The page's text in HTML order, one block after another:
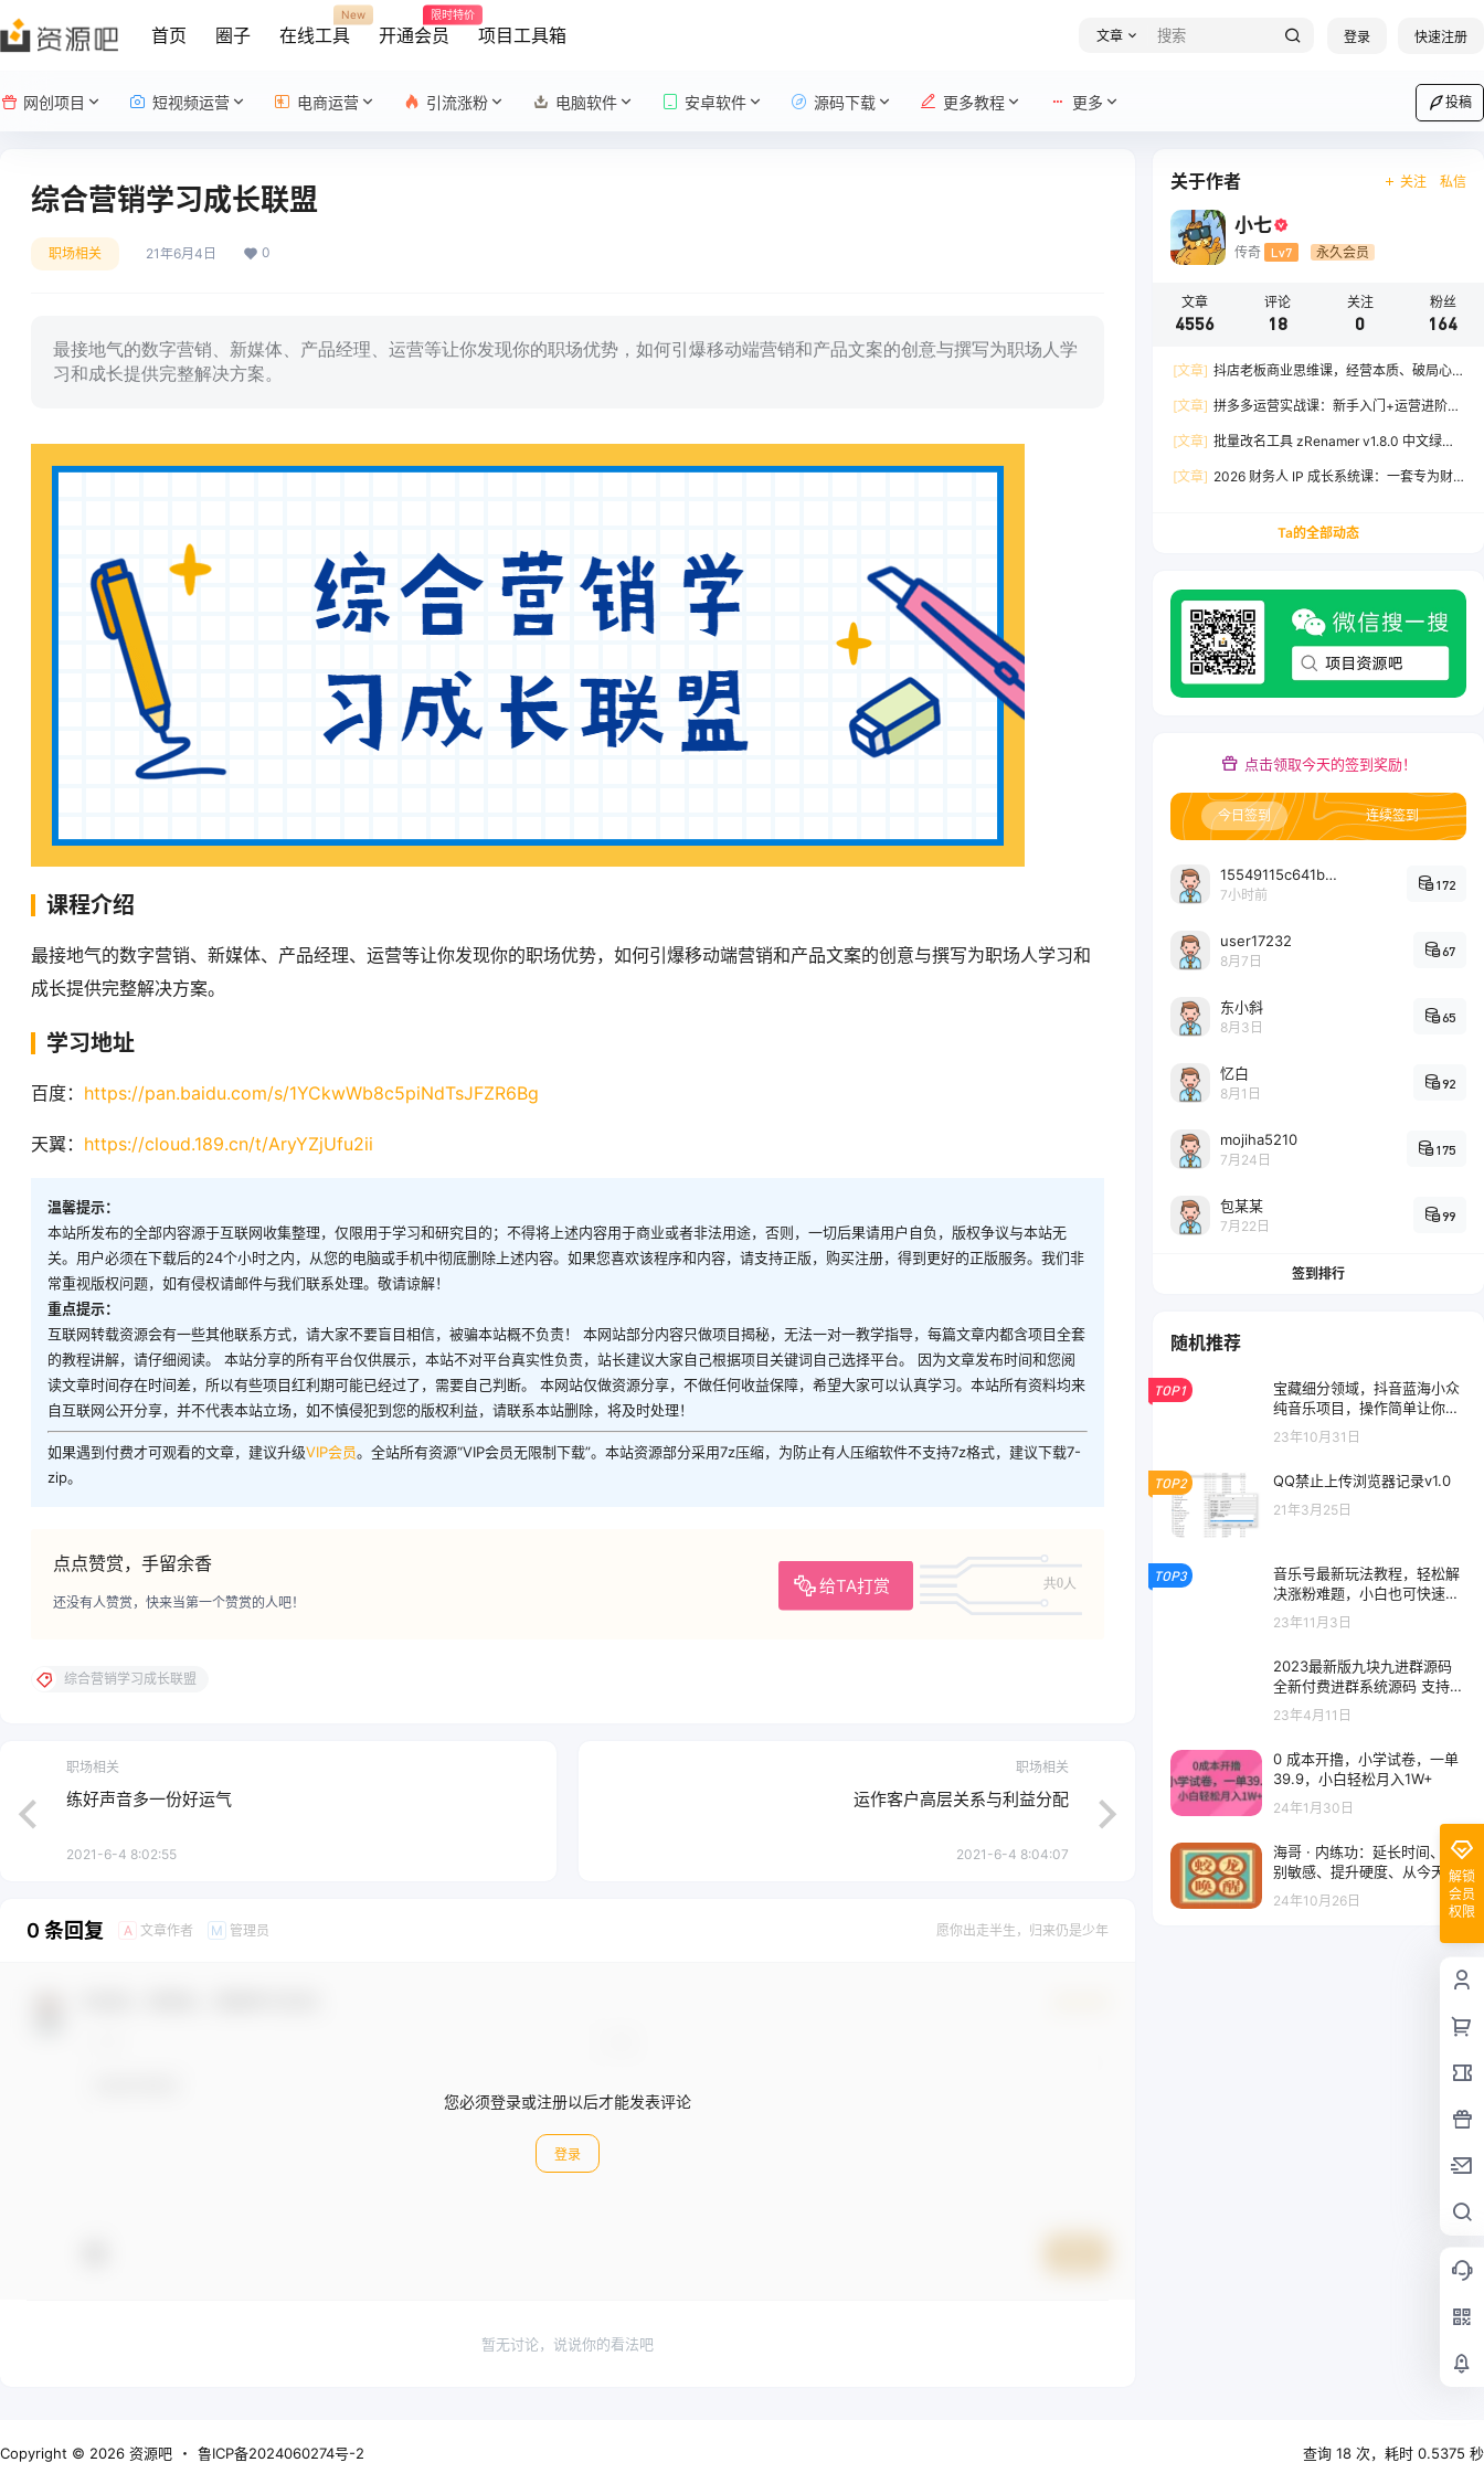
首页 圈子 在线工具
New
开通会员
限时特价
项目工具箱 文章 登录 快速注册
网创项目 短视频运营 电商运营 引流涨粉 电脑软件 安卓软件 源码下载 更多教程 更多 投稿
综合营销学习成长联盟
职场相关 21年6月4日 0
最接地气的数字营销、新媒体、产品经理、运营等让你发现你的职场优势，如何引爆移动端营销和产品文案的创意与撰写为职场人学
习和成长提供完整解决方案。
课程介绍
最接地气的数字营销、新媒体、产品经理、运营等让你发现你的职场优势，如何引爆移动端营销和产品文案的创意与撰写为职场人学习和
成长提供完整解决方案。
学习地址
百度： https://pan.baidu.com/s/1YCkwWb8c5piNdTsJFZR6Bg
天翼： https://cloud.189.cn/t/AryYZjUfu2ii
温馨提示：
本站所发布的全部内容源于互联网收集整理，仅限用于学习和研究目的；不得将上述内容用于商业或者非法用途，否则，一切后果请用户自负，版权争议与本站无
关。用户必须在下载后的24个小时之内，从您的电脑或手机中彻底删除上述内容。如果您喜欢该程序和内容，请支持正版，购买注册，得到更好的正版服务。我们非
常重视版权问题，如有侵权请邮件与我们联系处理。敬请谅解！
重点提示：
互联网转载资源会有一些其他联系方式，请大家不要盲目相信，被骗本站概不负责！ 本网站部分内容只做项目揭秘，无法一对一教学指导，每篇文章内都含项目全套
的教程讲解，请仔细阅读。 本站分享的所有平台仅供展示，本站不对平台真实性负责，站长建议大家自己根据项目关键词自己选择平台。 因为文章发布时间和您阅
读文章时间存在时间差，所以有些项目红利期可能已经过了，需要自己判断。 本网站仅做资源分享，不做任何收益保障，希望大家可以认真学习。本站所有资料均来
自互联网公开分享，并不代表本站立场，如不慎侵犯到您的版权利益，请联系本站删除，将及时处理！
如果遇到付费才可观看的文章，建议升级VIP会员。全站所有资源“VIP会员无限制下载”。本站资源部分采用7z压缩，为防止有人压缩软件不支持7z格式，建议下载7-
zip。
点点赞赏，手留余香
给TA打赏 共0人
还没有人赞赏，快来当第一个赞赏的人吧！
综合营销学习成长联盟
职场相关
练好声音多一份好运气
2021-6-4 8:02:55
职场相关
运作客户高层关系与利益分配
2021-6-4 8:04:07
0 条回复 A 文章作者 M 管理员 愿你出走半生，归来仍是少年
您必须登录或注册以后才能发表评论
登录
暂无讨论，说说你的看法吧
关于作者 关注 私信
小七
传奇 Lv7 永久会员
文章
4556
评论
18
关注
0
粉丝
164
[文章] 抖店老板商业思维课，经营本质、破局心
增
[文章] 拼多多运营实战课：新手入门+运营进阶、
出百单
[文章] 批量改名工具 zRenamer v1.8.0 中文绿色
[文章] 2026 财务人 IP 成长系统课：一套专为财
Ta的全部动态
点击领取今天的签到奖励！
今日签到 连续签到
15549115c641bc6524e64d1d800349ec7396
7小时前
172
user17232
8月7日
67
东小斜
8月3日
65
忆白
8月1日
92
mojiha5210
7月24日
175
包某某
7月22日
99
签到排行
随机推荐
TOP1
宝藏细分领域，抖音蓝海小众
纯音乐项目，操作简单让你轻
松月入 2w+
23年10月31日
TOP2 QQ禁止上传浏览器记录v1.0
21年3月25日
TOP3
音乐号最新玩法教程，轻松解
决涨粉难题，小白也可快速上
23年11月3日
2023最新版九块九进群源码
全新付费进群系统源码 支持分
销 Thinkphp 全开源版
23年4月11日
0 成本开撸，小学试卷，一单
39.9，小白轻松月入1W+
24年1月30日
海哥 · 内练功：延长时间、告
别敏感、提升硬度、从今天开
始，唤醒男人力量
24年10月26日
解锁
会员
权限
Copyright © 2026 资源吧 ・ 鲁ICP备2024060274号-2 查询 18 次，耗时 0.5375 秒